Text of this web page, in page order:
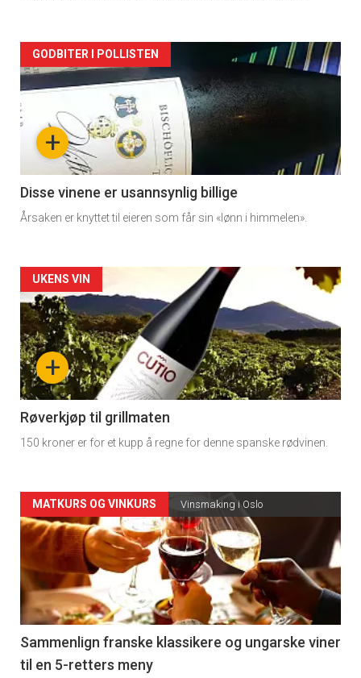
Forsiden
akkurat
nå
3
+
GODBITER I POLLISTEN
Disse vinene er usannsynlig billige
Årsaken er knyttet til eieren som får sin «lønn i himmelen».
Forsiden
akkurat
nå
-
4
+
UKENS VIN
Røverkjøp til grillmaten
150 kroner er for et kupp å regne for denne spanske rødvinen.
Forsiden
akkurat
nå
-
5
MATKURS OG VINKURS Vinsmaking i Oslo
Sammenlign franske klassikere og ungarske viner
til en 5-retters meny